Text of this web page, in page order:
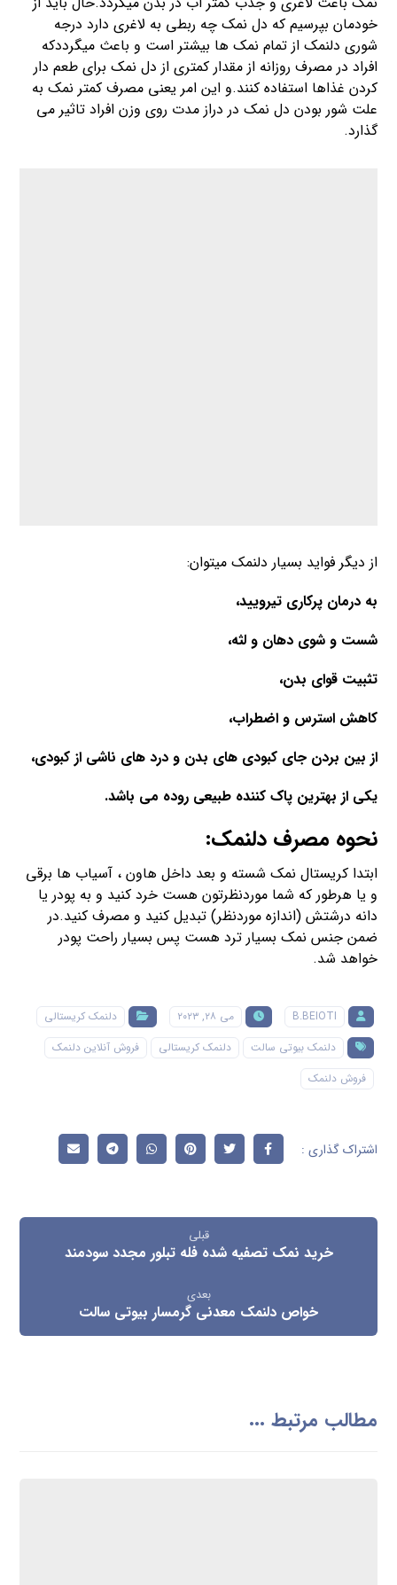
خودمان بپرسیم که دل نمک چه ربطی به لاغری دارد درجه
شوری دلنمک از تمام نمک ها بیشتر است و باعث میگرددکه
افراد در مصرف روزانه از مقدار کمتری از دل نمک برای طعم دار
کردن غذاها استفاده کنند.و این امر یعنی مصرف کمتر نمک به
علت شور بودن دل نمک در دراز مدت روی وزن افراد تاثیر می
گذارد.
از دیگر فواید بسیار دلنمک میتوان:
به درمان پرکاری تیرویید،
شست و شوی دهان و لثه،
تثبیت قوای بدن،
کاهش استرس و اضطراب،
از بین بردن جای کبودی های بدن و درد های ناشی از کبودی،
یکی از بهترین پاک کننده طبیعی روده می باشد.
نحوه مصرف دلنمک:
ابتدا کریستال نمک شسته و بعد داخل هاون ، آسیاب ها برقی
و یا هرطور که شما موردنظرتون هست خرد کنید و به پودر یا
دانه درشتش (اندازه موردنظر) تبدیل کنید و مصرف کنید.در
ضمن جنس نمک بسیار ترد هست پس بسیار راحت پودر
خواهد شد.
B.BEIOTI می ۲۸, ۲۰۲۳
دلنمک کریستالی
دلنمک بیوتی سالت
دلنمک کریستالی
فروش آنلاین دلنمک
فروش دلنمک
قبلی
خرید نمک تصفیه شده فله تبلور مجدد سودمند
بعدی
خواص دلنمک معدنی گرمسار بیوتی سالت
مطالب مرتبط ...